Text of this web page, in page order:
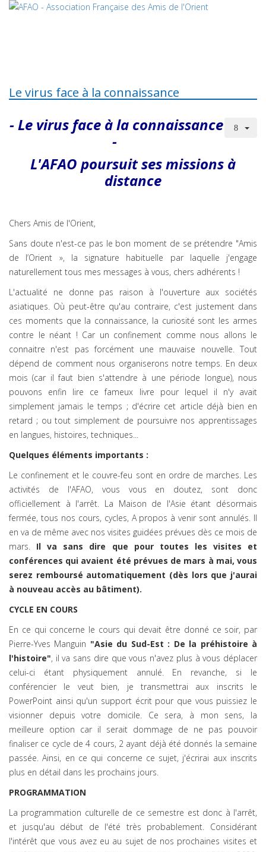
Le virus face à la connaissance
- Le virus face à la connaissance
-
L'AFAO poursuit ses missions à
distance
Chers Amis de l'Orient,
Sans doute n'est-ce pas le bon moment de se prétendre "Amis
de l’Orient », la signature habituelle par laquelle j'engage
naturellement tous mes messages à vous, chers adhérents !
L'actualité ne donne pas raison à l'ouverture aux sociétés
asiatiques. Où peut-être qu'au contraire, c'est justement dans
ces moments que la connaissance, la curiosité sont les armes
contre le néant ! Car un confinement comme nous allons le
connaitre n'est pas forcément une mauvaise nouvelle. Tout
dépend de comment nous organiserons notre temps. En deux
mois (car il faut bien s'attendre à une période longue), nous
pouvons enfin lire ce fameux livre pour lequel il n'y avait
simplement jamais le temps ; d'écrire cet article déjà bien en
retard ; ou tout simplement de poursuivre nos apprentissages
en langues, histoires, techniques...
Quelques éléments importants :
Le confinement et le couvre-feu sont en ordre de marches. Les
activités de l'AFAO, vous vous en doutez, sont donc
officiellement à l'arrêt. La Maison de l'Asie étant désormais
fermée, tous nos cours, cycles, A propos à venir sont annulés. Il
en va de même avec nos visites guidées prévues dès ce mois de
mars. Il va sans dire que pour toutes les visites et
conférences qui avaient été prévues de mars à mai, vous
serez remboursé automatiquement (dès lors que j'aurai
à nouveau accès au bâtiment).
CYCLE EN COURS
En ce qui concerne le cours qui devait être donné ce soir, par
Pierre-Yves Manguin "Asie du Sud-Est : De la préhistoire à
l'histoire", il va sans dire que vous n'avez plus à vous déplacer
celui-ci étant physiquement annulé. En revanche, si le
conférencier le veut bien, je transmettrai aux inscrits le
PowerPoint ainsi qu'un support écrit pour que vous puissiez le
visionner depuis votre domicile. Ce sera, à mon sens, la
meilleure option car il serait dommage de ne pas pouvoir
finaliser ce cycle de 4 cours, 2 ayant déjà été donnés la semaine
passée. Ainsi, en ce qui concerne ce sujet, j'écrirai aux inscrits
plus en détail dans les prochains jours.
PROGRAMMATION
La programmation culturelle de ce semestre est donc à l'arrêt,
et jusqu'au début de l'été très probablement. Considérant
l'intérêt que vous avez eu au sujet de nos prochaines visites et